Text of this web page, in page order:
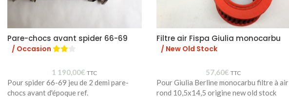
Pare-chocs avant spider 66-69
/ Occasion
1 190,00€ TTC
Pour spider 66-69 jeu de 2 demi pare-
chocs avant d'époque ref.
Filtre air Fispa Giulia monocarbu
/ New Old Stock
57,60€ TTC
Pour Giulia Berline monocarbu filtre à air
rond 10,5x14,5 origine new old stock